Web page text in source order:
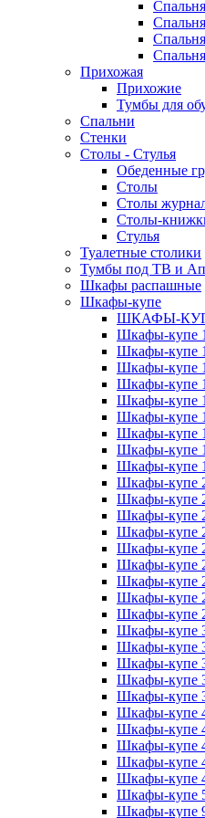
Прихожая
Прихожие
Тумбы для
Спальни
Стенки
Столы - Стулья
Обеденные
Столы
Столы
Столы-
Стулья
Туалетные столики
Тумбы под ТВ и
Шкафы распашные
Шкафы-купе
ШКАФЫ-
Шкафы-купе
Шкафы-купе
Шкафы-купе
Шкафы-купе
Шкафы-купе
Шкафы-купе
Шкафы-купе
Шкафы-купе
Шкафы-купе
Шкафы-купе
Шкафы-купе
Шкафы-купе
Шкафы-купе
Шкафы-купе
Шкафы-купе
Шкафы-купе
Шкафы-купе
Шкафы-купе
Шкафы-купе
Шкафы-купе
Шкафы-купе
Шкафы-купе
Шкафы-купе
Шкафы-купе
Шкафы-купе
Шкафы-купе
Шкафы-купе
Шкафы-купе
Шкафы-купе
Шкафы-купе